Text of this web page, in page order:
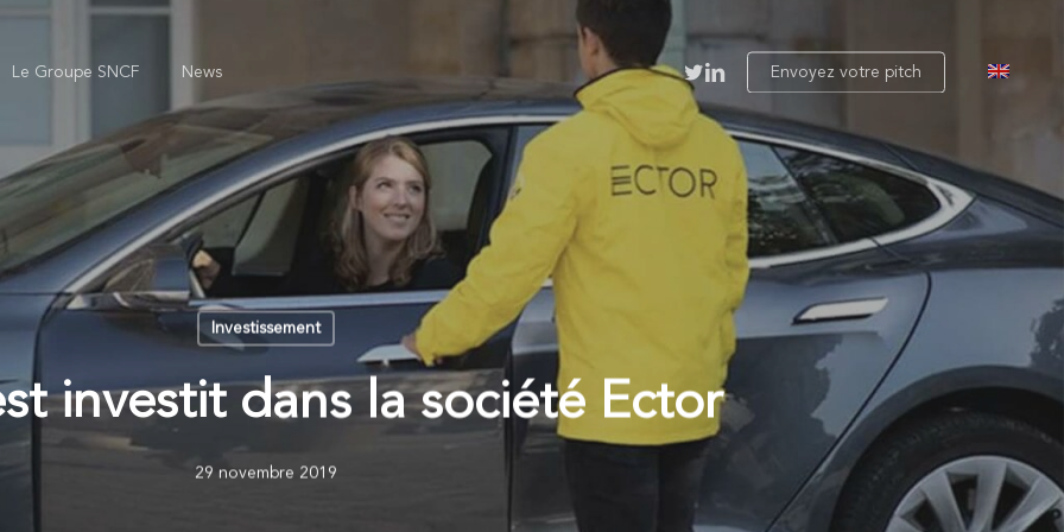
Le Groupe SNCF News Envoyez votre pitch
twitterlinkedin
Investissement
investit dans la société Ector
29 novembre 2019